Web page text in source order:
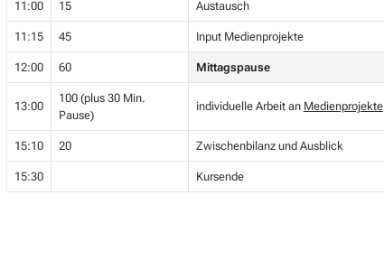
11:00 15 Austausch
11:15 45 Input Medienprojekte
12:00 60 Mittagspause
13:00
100 (plus 30 Min.
Pause)
individuelle Arbeit an Medienprojekte
15:10 20 Zwischenbilanz und Ausblick
15:30 Kursende